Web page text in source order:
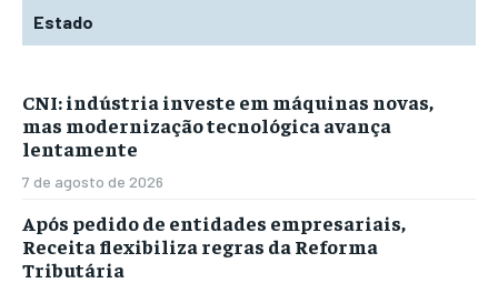
Estado
CNI: indústria investe em máquinas novas,
mas modernização tecnológica avança
lentamente
7 de agosto de 2026
Após pedido de entidades empresariais,
Receita flexibiliza regras da Reforma
Tributária